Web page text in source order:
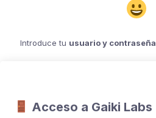
Introduce tu usuario y contraseña
Acceso a Gaiki Labs